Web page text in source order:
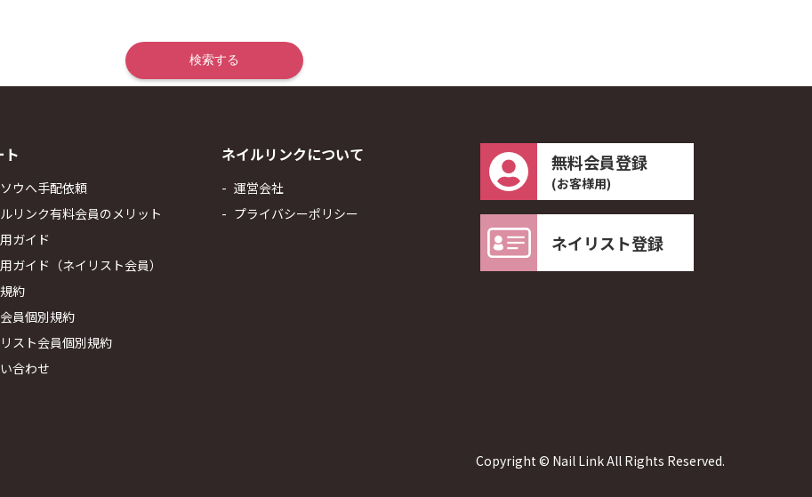
ト
ウへ手配依頼
リンク有料会員のメリット
ガイド
ガイド（ネイリスト会員）
約
員個別規約
スト会員個別規約
合わせ
ネイルリンクについて
運営会社
プライバシーポリシー
無料会員登録
(お客様用)
ネイリスト登録
Copyright © Nail Link All Rights Reserved.